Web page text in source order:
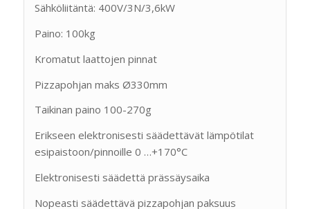
Sähköliitäntä: 400V/3N/3,6kW
Paino: 100kg
Kromatut laattojen pinnat
Pizzapohjan maks Ø330mm
Taikinan paino 100-270g
Erikseen elektronisesti säädettävät lämpötilat
esipaistoon/pinnoille 0 …+170°C
Elektronisesti säädettä prässäysaika
Nopeasti säädettävä pizzapohjan paksuus